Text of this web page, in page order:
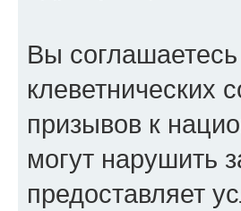
Вы
клеветнических
призывов к
могут нарушить
предоставляет